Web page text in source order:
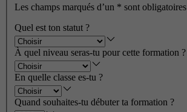
Les champs marqués d’un * sont obligatoires
Quel est ton statut ?
À quel niveau seras-tu pour cette formation ?
En quelle classe es-tu ?
Quand souhaites-tu débuter ta formation ?